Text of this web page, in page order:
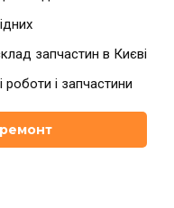
запчастин в Києві
роботи і запчастини